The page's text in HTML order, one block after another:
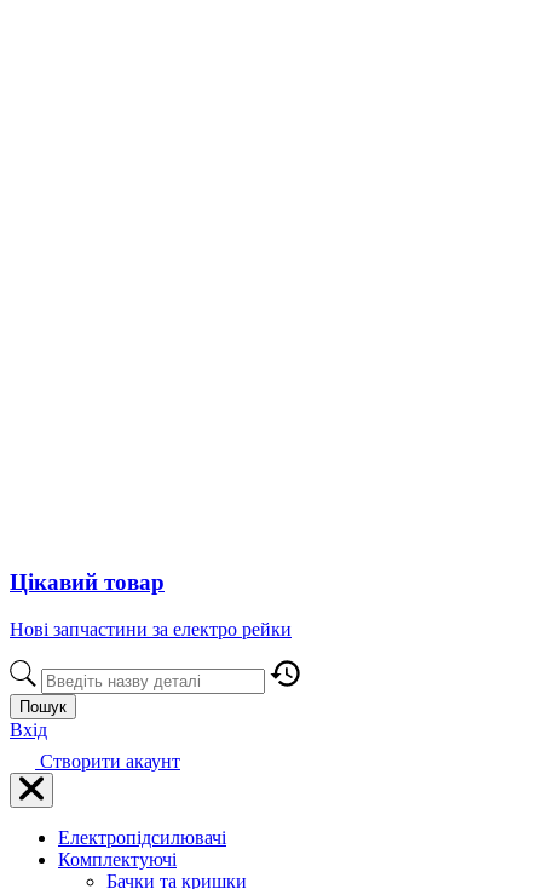
Цікавий товар
Нові запчастини за електро рейки
Пошук
Вхід
Створити акаунт
Електропідсилювачі
Комплектуючі
Бачки та кришки